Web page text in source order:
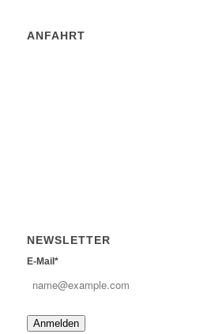
ANFAHRT
NEWSLETTER
E-Mail*
Anmelden